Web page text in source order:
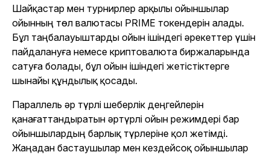
Шайқастар мен турнирлер арқылы ойыншылар
ойынның төл валютасы PRIME токендерін алады.
Бұл таңбалауыштарды ойын ішіндегі әрекеттер үшін
пайдалануға немесе криптовалюта биржаларында
сатуға болады, бұл ойын ішіндегі жетістіктерге
шынайы құндылық қосады.
Параллель әр түрлі шеберлік деңгейлерін
қанағаттандыратын әртүрлі ойын режимдері бар
ойыншылардың барлық түрлеріне қол жетімді.
Жаңадан бастаушылар мен кездейсоқ ойыншылар